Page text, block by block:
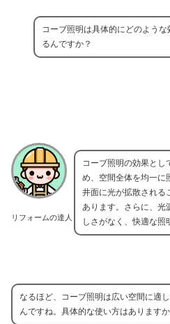
コーブ照明は具体的にどのような
るんですか？
リフォームの達人
コーブ照明の効果とし
め、空間全体を均一に
井面に光が拡散される
あります。さらに、光
しさがなく、快適な照
なるほど、コーブ照明は広い空間に適
んですね。具体的な使い方はありますか